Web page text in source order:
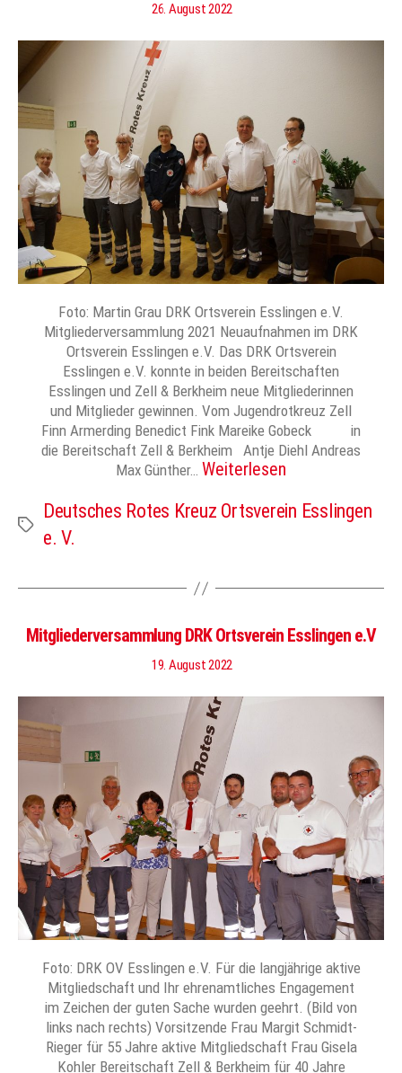
26. August 2022
Foto: Martin Grau DRK Ortsverein Esslingen e.V.
Mitgliederversammlung 2021 Neuaufnahmen im DRK
Ortsverein Esslingen e.V. Das DRK Ortsverein
Esslingen e.V. konnte in beiden Bereitschaften
Esslingen und Zell & Berkheim neue Mitgliederinnen
und Mitglieder gewinnen. Vom Jugendrotkreuz Zell
Finn Armerding Benedict Fink Mareike Gobeck in
die Bereitschaft Zell & Berkheim Antje Diehl Andreas
Max Günther… Weiterlesen
Schlagwörter
Deutsches Rotes Kreuz Ortsverein Esslingen
e. V.
Mitgliederversammlung DRK Ortsverein Esslingen e.V
19. August 2022
Foto: DRK OV Esslingen e.V. Für die langjährige aktive
Mitgliedschaft und Ihr ehrenamtliches Engagement
im Zeichen der guten Sache wurden geehrt. (Bild von
links nach rechts) Vorsitzende Frau Margit Schmidt-
Rieger für 55 Jahre aktive Mitgliedschaft Frau Gisela
Kohler Bereitschaft Zell & Berkheim für 40 Jahre